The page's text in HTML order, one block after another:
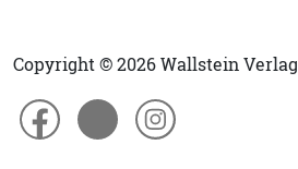
Copyright © 2026 Wallstein Verlag